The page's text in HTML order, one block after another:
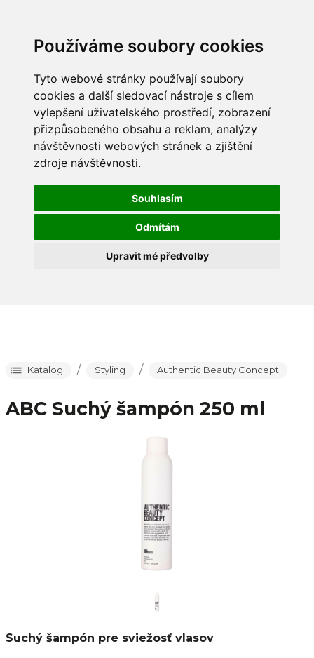
Používáme soubory cookies
Tyto webové stránky používají soubory
cookies a další sledovací nástroje s cílem
vylepšení uživatelského prostředí, zobrazení
přizpůsobeného obsahu a reklam, analýzy
návštěvnosti webových stránek a zjištění
zdroje návštěvnosti.
Souhlasím
Odmítám
Upravit mé předvolby
Katalog / Styling / Authentic Beauty Concept
ABC Suchý šampón 250 ml
Suchý šampón pre sviežosť vlasov